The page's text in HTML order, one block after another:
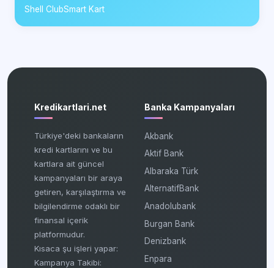
Shell ClubSmart Kart
Kredikartlari.net
Türkiye'deki bankaların
kredi kartlarını ve bu
kartlara ait güncel
kampanyaları bir araya
getiren, karşılaştırma ve
bilgilendirme odaklı bir
finansal içerik
platformudur.
Kısaca şu işleri yapar:
Kampanya Takibi:
Banka Kampanyaları
Akbank
Aktif Bank
Albaraka Türk
AlternatifBank
Anadolubank
Burgan Bank
Denizbank
Enpara